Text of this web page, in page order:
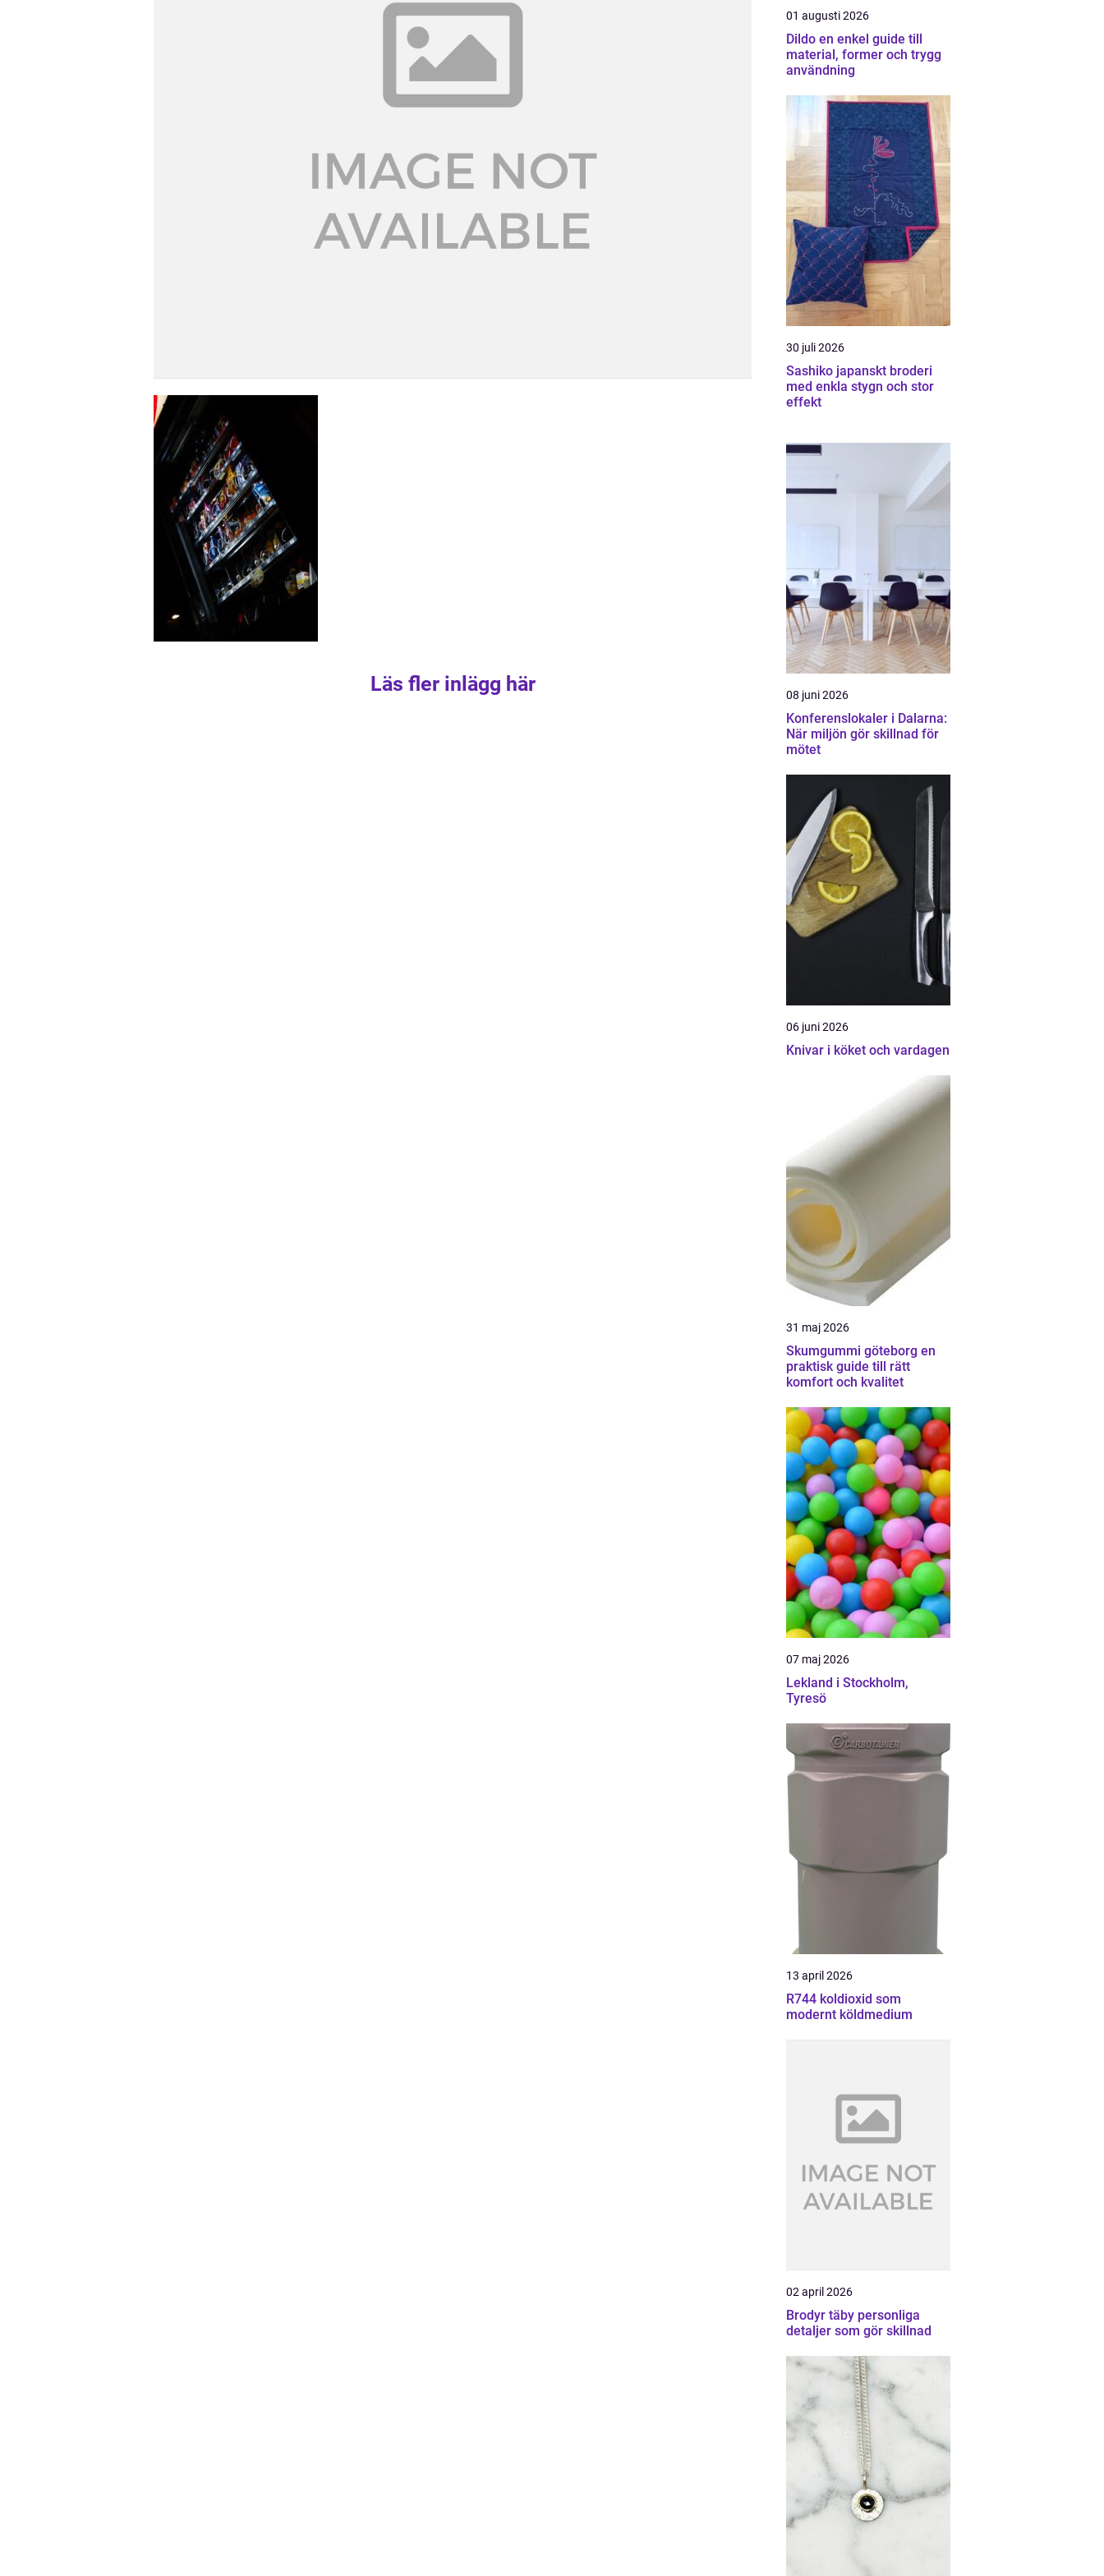
Läs fler inlägg här
01 augusti 2026
Dildo en enkel guide till
material, former och trygg
användning
30 juli 2026
Sashiko japanskt broderi
med enkla stygn och stor
effekt
08 juni 2026
Konferenslokaler i Dalarna:
När miljön gör skillnad för
mötet
06 juni 2026
Knivar i köket och vardagen
31 maj 2026
Skumgummi göteborg en
praktisk guide till rätt
komfort och kvalitet
07 maj 2026
Lekland i Stockholm,
Tyresö
13 april 2026
R744 koldioxid som
modernt köldmedium
02 april 2026
Brodyr täby personliga
detaljer som gör skillnad